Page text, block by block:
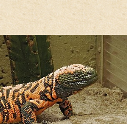
Hauptregion der Seite